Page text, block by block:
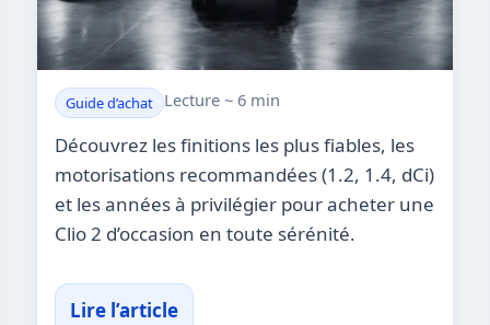
Guide d’achat Lecture ~ 6 min
Découvrez les finitions les plus fiables, les
motorisations recommandées (1.2, 1.4, dCi)
et les années à privilégier pour acheter une
Clio 2 d’occasion en toute sérénité.
Lire l’article